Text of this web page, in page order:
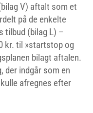
V) aftalt som et
på de enkelte
tilbud (bilag L) –
kr. til »startstop og
bilagt aftalen.
indgår som en
afregnes efter